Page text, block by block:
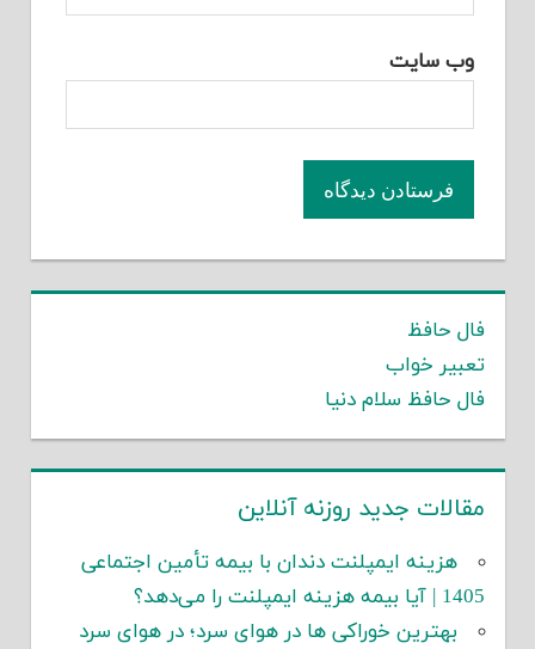
وب‌ سایت
فال حافظ
تعبیر خواب
فال حافظ سلام دنیا
مقالات جدید روزنه آنلاین
هزینه ایمپلنت دندان با بیمه تأمین اجتماعی
1405 | آیا بیمه هزینه ایمپلنت را می‌دهد؟
بهترین خوراکی ها در هوای سرد؛ در هوای سرد